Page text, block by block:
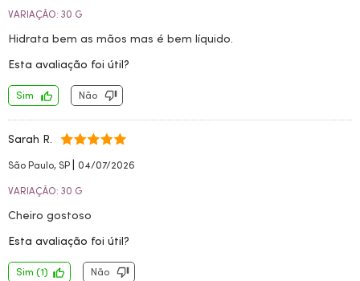
VARIAÇÃO: 30 G
Hidrata bem as mãos mas é bem líquido.
Esta avaliação foi útil?
Sim Não
Sarah R.
São Paulo, SP | 04/07/2026
VARIAÇÃO: 30 G
Cheiro gostoso
Esta avaliação foi útil?
Sim (1) Não